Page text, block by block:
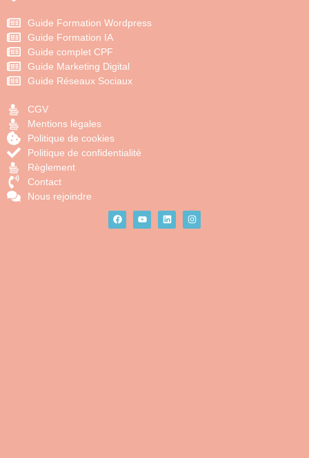
Guide Formation Wordpress
Guide Formation IA
Guide complet CPF
Guide Marketing Digital
Guide Réseaux Sociaux
CGV
Mentions légales
Politique de cookies
Politique de confidentialité
Règlement
Contact
Nous rejoindre